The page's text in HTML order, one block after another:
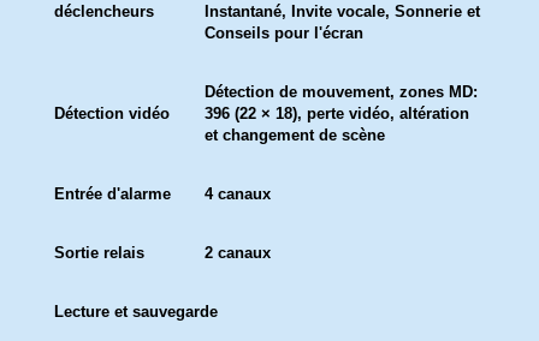
déclencheurs
Instantané, Invite vocale, Sonnerie et
Conseils pour l'écran
Détection vidéo
Détection de mouvement, zones MD:
396 (22 × 18), perte vidéo, altération
et changement de scène
Entrée d'alarme 4 canaux
Sortie relais 2 canaux
Lecture et sauvegarde